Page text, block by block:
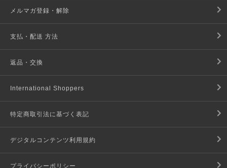
メルマガ登録・解除
支払・配送 方法
返品・交換
International Shoppers
特定商取引法に基づく表記
デジタルコンテンツ利用規約
プライバシーポリシー